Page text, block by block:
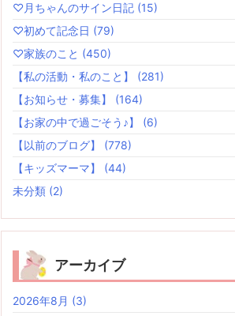
♡月ちゃんのサイン日記 (15)
♡初めて記念日 (79)
♡家族のこと (450)
【私の活動・私のこと】 (281)
【お知らせ・募集】 (164)
【お家の中で過ごそう♪】 (6)
【以前のブログ】 (778)
【キッズマーマ】 (44)
未分類 (2)
アーカイブ
2026年8月 (3)